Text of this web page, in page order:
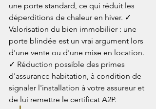
une porte standard, ce qui réduit les
déperditions de chaleur en hiver. ✓
Valorisation du bien immobilier : une
porte blindée est un vrai argument lors
d'une vente ou d'une mise en location.
✓ Réduction possible des primes
d'assurance habitation, à condition de
signaler l'installation à votre assureur et
de lui remettre le certificat A2P.